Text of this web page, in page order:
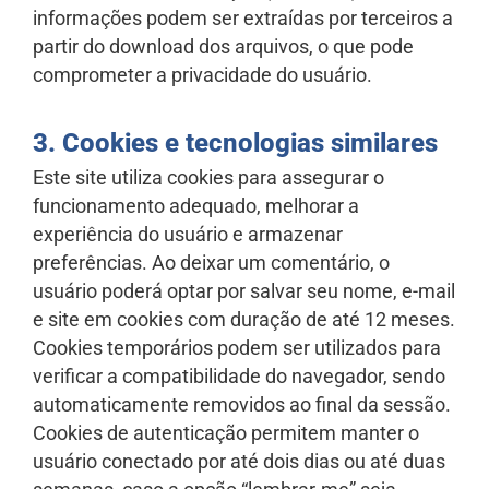
informações podem ser extraídas por terceiros a
partir do download dos arquivos, o que pode
comprometer a privacidade do usuário.
3. Cookies e tecnologias similares
Este site utiliza cookies para assegurar o
funcionamento adequado, melhorar a
experiência do usuário e armazenar
preferências. Ao deixar um comentário, o
usuário poderá optar por salvar seu nome, e-mail
e site em cookies com duração de até 12 meses.
Cookies temporários podem ser utilizados para
verificar a compatibilidade do navegador, sendo
automaticamente removidos ao final da sessão.
Cookies de autenticação permitem manter o
usuário conectado por até dois dias ou até duas